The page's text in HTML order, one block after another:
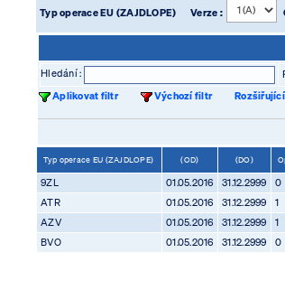
Typ operace EU (ZAJDLOPE) Verze :
Hledání :
Aplikovat filtr
Výchozí filtr
Typ operace EU (ZAJDLOPE) (OD) (DO)
9ZL 01.05.2016 31.12.2999 0
ATR
01.05.2016 31.12.2999 1
AZV
01.05.2016 31.12.2999 1
BVO
01.05.2016 31.12.2999 0